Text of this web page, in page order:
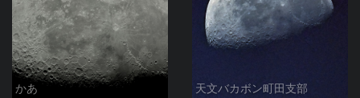
かあ 天文バカボン町田支部